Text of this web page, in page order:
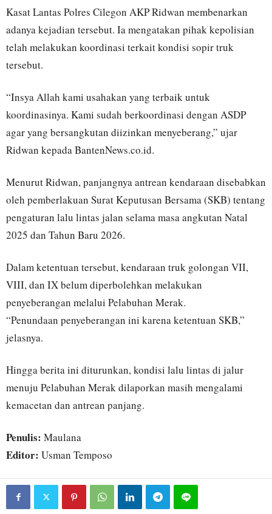
Kasat Lantas Polres Cilegon AKP Ridwan membenarkan
adanya kejadian tersebut. Ia mengatakan pihak kepolisian
telah melakukan koordinasi terkait kondisi sopir truk
tersebut.
“Insya Allah kami usahakan yang terbaik untuk
koordinasinya. Kami sudah berkoordinasi dengan ASDP
agar yang bersangkutan diizinkan menyeberang,” ujar
Ridwan kepada BantenNews.co.id.
Menurut Ridwan, panjangnya antrean kendaraan disebabkan
oleh pemberlakuan Surat Keputusan Bersama (SKB) tentang
pengaturan lalu lintas jalan selama masa angkutan Natal
2025 dan Tahun Baru 2026.
Dalam ketentuan tersebut, kendaraan truk golongan VII,
VIII, dan IX belum diperbolehkan melakukan
penyeberangan melalui Pelabuhan Merak.
“Penundaan penyeberangan ini karena ketentuan SKB,”
jelasnya.
Hingga berita ini diturunkan, kondisi lalu lintas di jalur
menuju Pelabuhan Merak dilaporkan masih mengalami
kemacetan dan antrean panjang.
Penulis: Maulana
Editor: Usman Temposo